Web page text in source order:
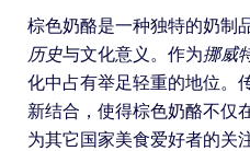
棕色奶酪是一种独特的奶制
历史与文化意义。作为挪威
化中占有举足轻重的地位。
新结合，使得棕色奶酪不仅
为其它国家美食爱好者的关